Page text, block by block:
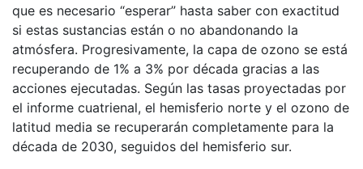
que es necesario “esperar” hasta saber con exactitud
si estas sustancias están o no abandonando la
atmósfera. Progresivamente, la capa de ozono se está
recuperando de 1% a 3% por década gracias a las
acciones ejecutadas. Según las tasas proyectadas por
el informe cuatrienal, el hemisferio norte y el ozono de
latitud media se recuperarán completamente para la
década de 2030, seguidos del hemisferio sur.